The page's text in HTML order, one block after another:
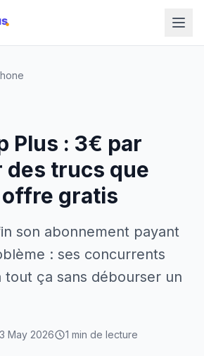
Plus : 3€ par
des trucs que
gratis
son abonnement payant
: ses concurrents
tout ça sans débourser un
May 2026 1 min de lecture